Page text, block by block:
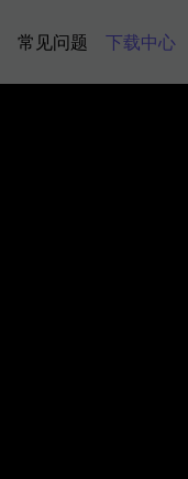
常见问题 下载中心